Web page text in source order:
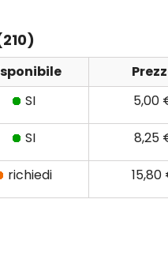
SI 5,00
SI 8,25
richiedi 15,80